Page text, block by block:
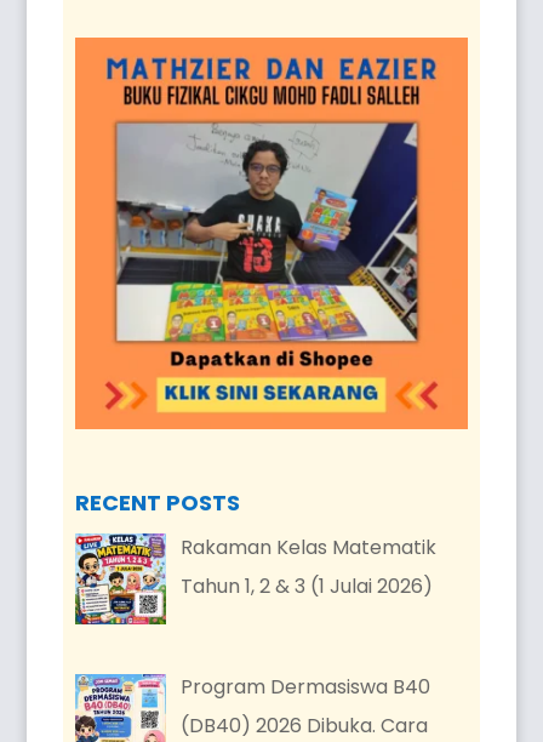
RECENT POSTS
Rakaman Kelas Matematik
Tahun 1, 2 & 3 (1 Julai 2026)
Program Dermasiswa B40
(DB40) 2026 Dibuka. Cara